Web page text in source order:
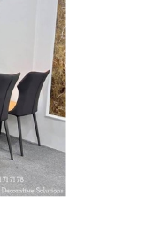
có thể thay đổi diện
với những gia đình
Mở Rộng Mặt Đá
nhỏ nhất là 1.6m,
diện tích cho căn